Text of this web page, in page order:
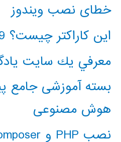
خطای نصب ویندوز
این کاراکتر چیست؟ 65279
معرفي يك سايت
بسته آموزشی جامع
هوش مصنوعی
نصب PHP و composer در ویندوز 10